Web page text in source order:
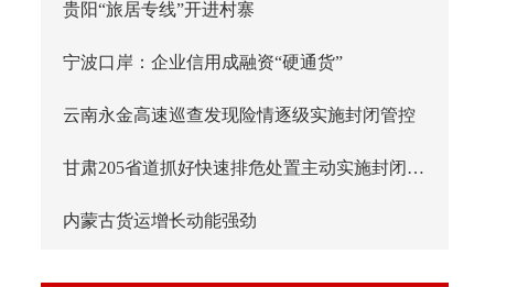
贵阳“旅居专线”开进村寨
宁波口岸：企业信用成融资“硬通货”
云南永金高速巡查发现险情逐级实施封闭管控
甘肃205省道抓好快速排危处置主动实施封闭管控
内蒙古货运增长动能强劲